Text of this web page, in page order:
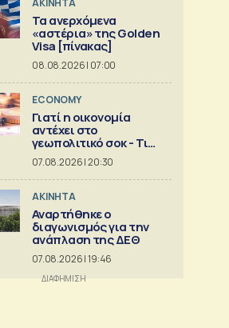
ΑΚΙΝΗΤΑ
Τα ανερχόμενα
«αστέρια» της Golden
Visa [πίνακας]
08.08.2026 | 07:00
ECONOMY
Γιατί η οικονομία
αντέχει στο
γεωπολιτικό σοκ - Τι
δείχνει ανάλυση της
Eurobank [γραφήματα]
07.08.2026 | 20:30
ΑΚΙΝΗΤΑ
Αναρτήθηκε ο
διαγωνισμός για την
ανάπλαση της ΔΕΘ
07.08.2026 | 19:46